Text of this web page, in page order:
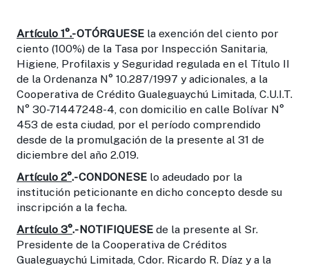
Artículo 1°.-OTÓRGUESE la exención del ciento por
ciento (100%) de la Tasa por Inspección Sanitaria,
Higiene, Profilaxis y Seguridad regulada en el Título II
de la Ordenanza N° 10.287/1997 y adicionales, a la
Cooperativa de Crédito Gualeguaychú Limitada, C.U.I.T.
N° 30-71447248-4, con domicilio en calle Bolívar N°
453 de esta ciudad, por el período comprendido
desde de la promulgación de la presente al 31 de
diciembre del año 2.019.
Artículo 2°.- CONDONESE lo adeudado por la
institución peticionante en dicho concepto desde su
inscripción a la fecha.
Artículo 3°.- NOTIFIQUESE de la presente al Sr.
Presidente de la Cooperativa de Créditos
Gualeguaychú Limitada, Cdor. Ricardo R. Díaz y a la